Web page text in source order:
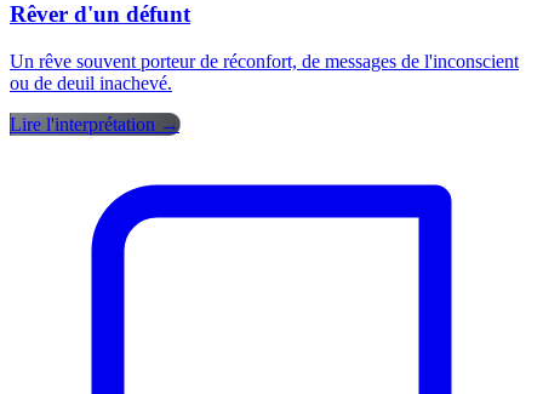
Rêver d'un défunt
Un rêve souvent porteur de réconfort, de messages de l'inconscient
ou de deuil inachevé.
Lire l'interprétation →